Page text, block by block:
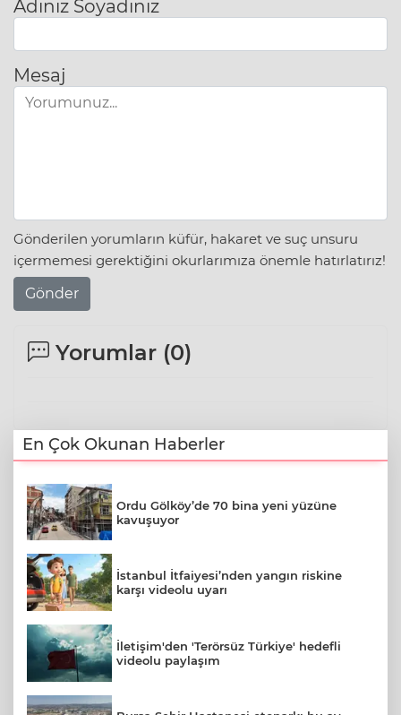
Adınız Soyadınız
Mesaj
Gönderilen yorumların küfür, hakaret ve suç unsuru
içermemesi gerektiğini okurlarımıza önemle hatırlatırız!
Gönder
Yorumlar (0)
En Çok Okunan Haberler
Ordu Gölköy’de 70 bina yeni yüzüne
kavuşuyor
İstanbul İtfaiyesi’nden yangın riskine
karşı videolu uyarı
İletişim'den 'Terörsüz Türkiye' hedefli
videolu paylaşım